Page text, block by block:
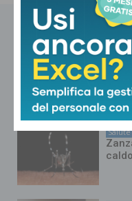
NOTIZIE
Salute